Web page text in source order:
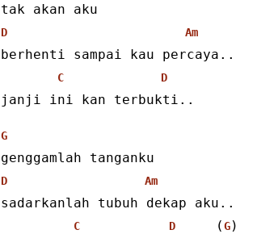
tak akan aku
D Am
berhenti sampai kau percaya..
C D
janji ini kan terbukti..
G
genggamlah tanganku
D Am
sadarkanlah tubuh dekap aku..
C D
     (
G)